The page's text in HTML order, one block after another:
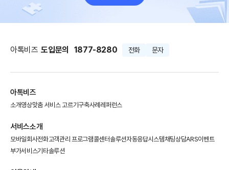
아톡비즈 도입문의 1877-8280 전화 문자
아톡비즈
소개영상맞춤 서비스 고르기구축사례레퍼런스
서비스소개
모바일회사전화고객관리 프로그램콜센터솔루션자동응답시스템채팅상담ARS이벤트
부가서비스기타솔루션